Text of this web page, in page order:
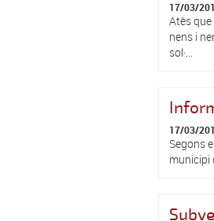
17/03/
Atès
nens i
sol·...
17/03/
Segons
municipi